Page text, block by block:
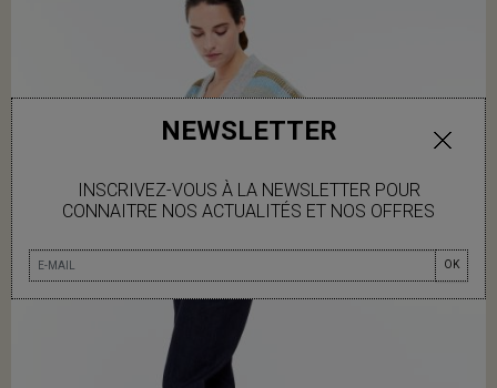
NEWSLETTER
INSCRIVEZ-VOUS À LA NEWSLETTER POUR
CONNAITRE NOS ACTUALITÉS ET NOS OFFRES
OK